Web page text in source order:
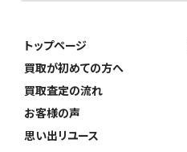
トップページ
買取が初めての方へ
買取査定の流れ
お客様の声
思い出リユース